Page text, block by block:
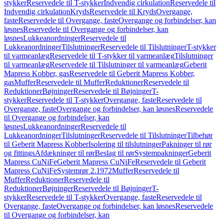
stykkerReservedele til T-stykkerIndvendig cirkulationReservedele til
Indvendig cirkulationKrydsReservedele til KrydsOvergange,
fasteReservedele til Overgange, fasteOvergange og forbindelser, kan
løsnesReservedele til Overgange og forbindelser, kan
løsnesLukkeanordningerReservedele til
LukkeanordningerTilslutningerReservedele til TilslutningerT-stykker
til varmeanlægReservedele til T-stykker til varmeanlægTilslutninger
til varmeanlægReservedele til Tilslutninger til varmeanlægGeberit
Mapress Kobber, gasReservedele til Geberit Mapress Kobber,
gasMufferReservedele til MufferReduktionerReservedele til
ReduktionerBøjningerReservedele til BøjningerT-
stykkerReservedele til T-stykkerOvergange, fasteReservedele til
Overgange, fasteOvergange og forbindelser, kan løsnesReservedele
til Overgange og forbindelser, kan
løsnesLukkeanordningerReservedele til
LukkeanordningerTilslutningerReservedele til TilslutningerTilbehør
til Geberit Mapress KobberIsolering til tilslutningerPakninger til rør
og fittingsAfdækninger til rørBeslag til rørSystempakningerGeberit
Mapress CuNiFeGeberit Mapress CuNiFeReservedele til Geberit
Mapress CuNiFeSystemrør 2.1972MufferReservedele til
MufferReduktionerReservedele til
ReduktionerBøjningerReservedele til BøjningerT-
stykkerReservedele til T-stykkerOvergange, fasteReservedele til
Overgange, fasteOvergange og forbindelser, kan løsnesReservedele
til Overgange og forbindelser, kan